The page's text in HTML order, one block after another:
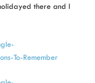
there and I
To-Remember